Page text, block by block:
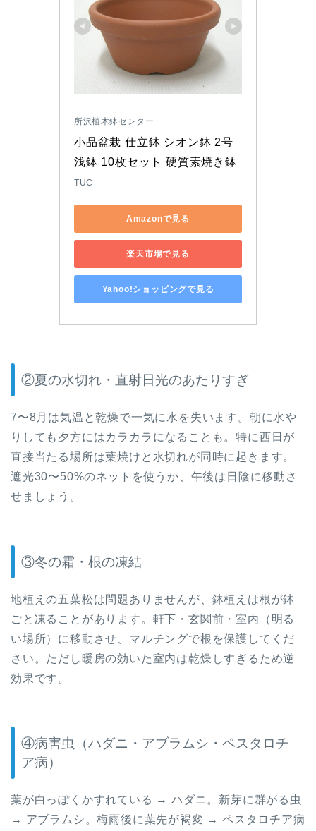
所沢植木鉢センター
小品盆栽 仕立鉢 シオン鉢 2号
浅鉢 10枚セット 硬質素焼き鉢
TUC
Amazonで見る
楽天市場で見る
Yahoo!ショッピングで見る
②夏の水切れ・直射日光のあたりすぎ
7〜8月は気温と乾燥で一気に水を失います。朝に水や
りしても夕方にはカラカラになることも。特に西日が
直接当たる場所は葉焼けと水切れが同時に起きます。
遮光30〜50%のネットを使うか、午後は日陰に移動さ
せましょう。
③冬の霜・根の凍結
地植えの五葉松は問題ありませんが、鉢植えは根が鉢
ごと凍ることがあります。軒下・玄関前・室内（明る
い場所）に移動させ、マルチングで根を保護してくだ
さい。ただし暖房の効いた室内は乾燥しすぎるため逆
効果です。
④病害虫（ハダニ・アブラムシ・ペスタロチ
ア病）
葉が白っぽくかすれている → ハダニ。新芽に群がる虫
→ アブラムシ。梅雨後に葉先が褐変 → ペスタロチア病